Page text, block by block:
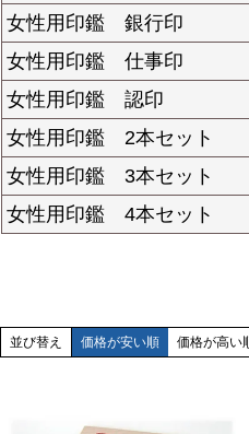
女性用印鑑 銀行印
女性用印鑑 仕事印
女性用印鑑 認印
女性用印鑑 2本セット
女性用印鑑 3本セット
女性用印鑑 4本セット
並び替え 価格が安い順 価格が高い